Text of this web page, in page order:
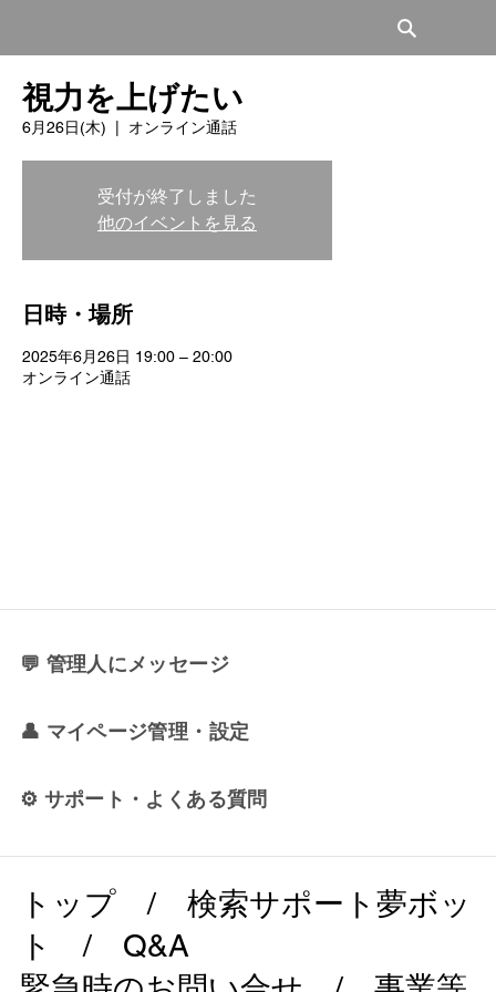
視力を上げたい
6月26日(木) オンライン通話
受付が終了しました
他のイベントを見る
日時・場所
2025年6月26日 19:00 – 20:00
オンライン通話
💬 管理人にメッセージ
👤 マイページ管理・設定
⚙️ サポート・よくある質問
トップ/ 検索サポート夢ボッ
ト
/ Q&A